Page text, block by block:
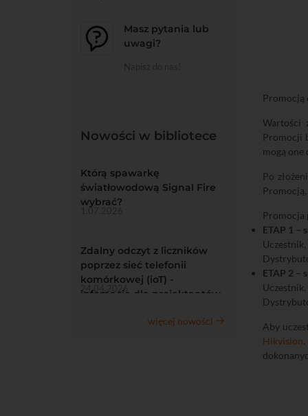
Promocją
Wartości
Promocji
mogą
Po
Promocja
ETAP 1 –
ETAP 2 –
Aby
Hikvision
Masz pytania lub
uwagi?
Nowości w bibliotece
Którą spawarkę
światłowodową Signal Fire
wybrać?
1.07.2026
Zdalny odczyt z liczników
poprzez sieć telefonii
komórkowej (ioT) -
infomacje dla projektantów
24.04.2026
więcej nowości